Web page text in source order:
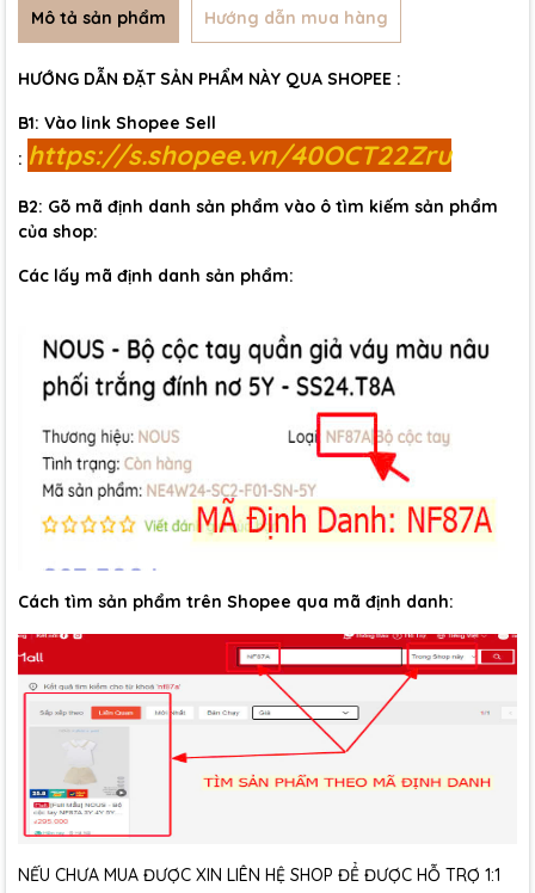
Mô tả sản phẩm Hướng dẫn mua hàng
HƯỚNG DẪN ĐẶT SẢN PHẨM NÀY QUA SHOPEE :
B1: Vào link Shopee Sell
: https://s.shopee.vn/40OCT22Zru
B2: Gõ mã định danh sản phẩm vào ô tìm kiếm sản phẩm
của shop:
Các lấy mã định danh sản phẩm:
Cách tìm sản phẩm trên Shopee qua mã định danh:
NẾU CHƯA MUA ĐƯỢC XIN LIÊN HỆ SHOP ĐỂ ĐƯỢC HỖ TRỢ 1:1